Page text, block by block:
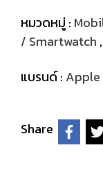
หมวดหมู่ :
/ Smartwatch ,
แบรนด์ : Apple
Share